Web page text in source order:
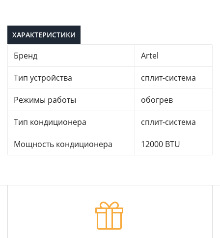
ХАРАКТЕРИСТИКИ
Бренд Artel
Тип устройства сплит-система
Режимы работы обогрев
Тип кондиционера сплит-система
Мощность кондиционера 12000 BTU